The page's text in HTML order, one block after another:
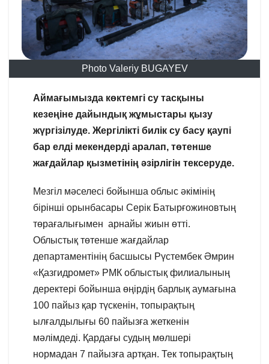
Photo Valeriy BUGAYEV
Аймағымызда көктемгі су тасқыны
кезеңіне дайындық жұмыстары қызу
жүргізілуде. Жергілікті билік су басу қаупі
бар елді мекендерді аралап, төтенше
жағдайлар қызметінің әзірлігін тексеруде.
Мезгіл мәселесі бойынша облыс әкімінің
бірінші орынбасары Серік Батырғожиновтың
төрағалығымен арнайы жиын өтті.
Облыстық төтенше жағдайлар
департаментінің басшысы Рүстембек Әмрин
«Қазгидромет» РМК облыстық филиалының
деректері бойынша өңірдің барлық аумағына
100 пайыз қар түскенін, топырақтың
ылғалдылығы 60 пайызға жеткенін
мәлімдеді. Қардағы судың мөлшері
нормадан 7 пайызға артқан. Тек топырақтың